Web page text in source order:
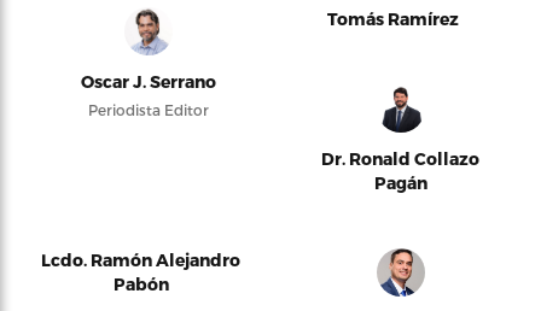
Oscar J. Serrano
Periodista Editor
Tomás Ramírez
Dr. Ronald Collazo
Pagán
Lcdo. Ramón Alejandro
Pabón